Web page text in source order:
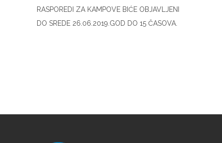
RASPOREDI ZA KAMPOVE BIĆE OBJAVLJENI
DO SREDE 26.06.2019.GOD DO 15 ČASOVA.